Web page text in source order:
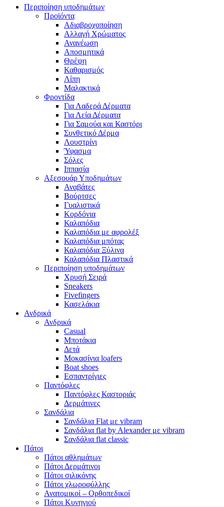
Περιποίηση υποδημάτων
Προϊόντα
Αδιαβροχοποίηση
Αλλαγή Χρώματος
Ανανέωση
Αποσμητικά
Θρέψη
Καθαρισμός
Λίπη
Μαλακτικά
Φροντίδα
Για Λαδερά Δέρματα
Για Λεία Δέρματα
Για Σαμούα και Καστόρι
Συνθετικό Δέρμα
Λουστρίνι
Ύφασμα
Σόλες
Ιππασία
Αξεσουάρ Υποδημάτων
Αναβάτες
Βούρτσες
Γυαλιστικά
Κορδόνια
Καλαπόδια
Καλαπόδια με αφρολέξ
Καλαπόδια μπότας
Καλαπόδια Ξύλινα
Καλαπόδια Πλαστικά
Περιποίηση υποδημάτων
Χρυσή Σειρά
Sneakers
Fivefingers
Κασελάκια
Ανδρικά
Ανδρικά
Casual
Μποτάκια
Δετά
Μοκασίνια loafers
Boat shoes
Εσπαντρίγιες
Παντόφλες
Παντόφλες Καστοριάς
Δερμάτινες
Σανδάλια
Σανδάλια Flat με vibram
Σανδάλια flat by Alexander με vibram
Σανδάλια flat classic
Πάτοι
Πάτοι αθλημάτων
Πάτοι Δερμάτινοι
Πάτοι σιλικόνης
Πάτοι χλωροφύλλης
Ανατομικοί – Ορθοπεδικοί
Πάτοι Κυνηγιού